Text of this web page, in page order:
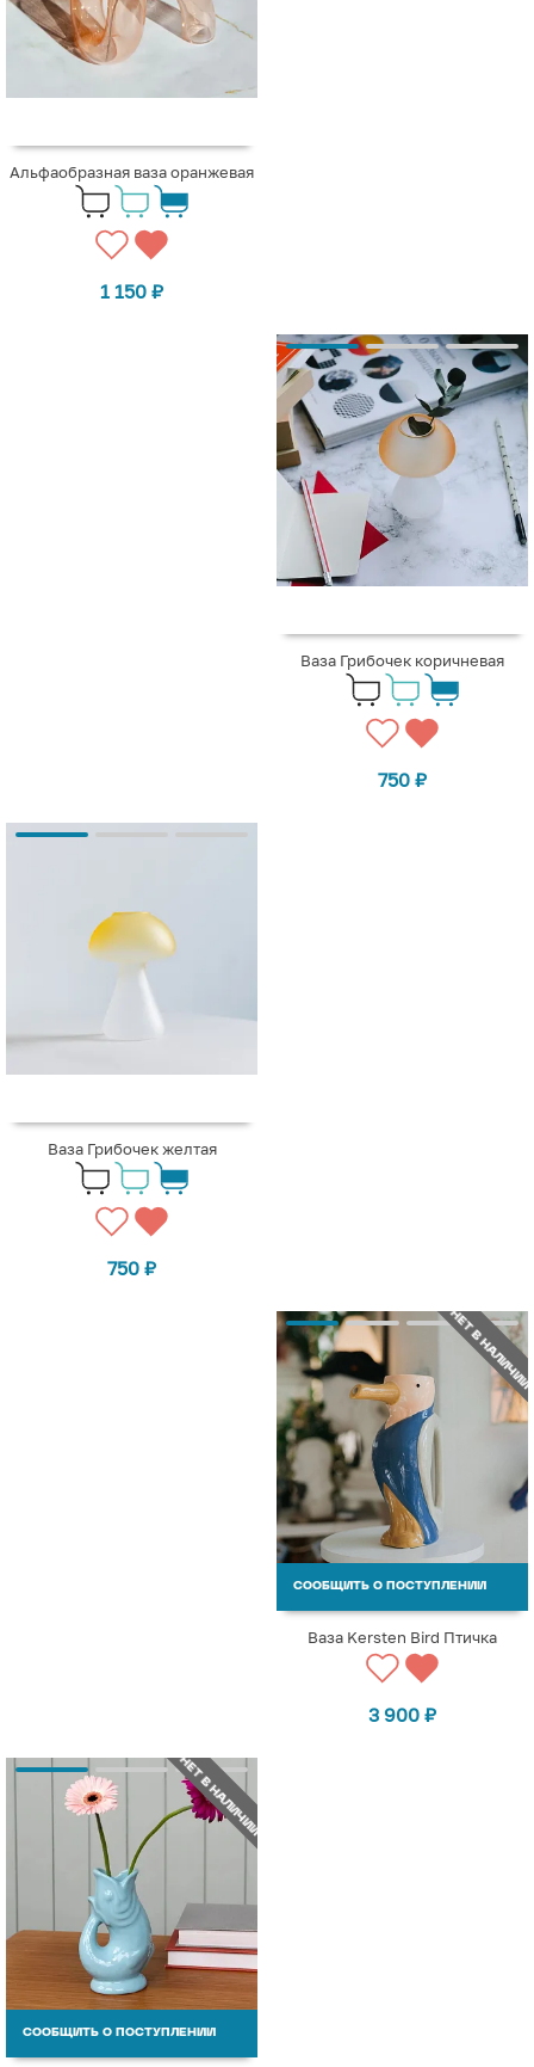
Альфаобразная ваза оранжевая
1 150 ₽
Ваза Грибочек коричневая
750 ₽
Ваза Грибочек желтая
750 ₽
НЕТ В НАЛИЧИИ
СООБЩИТЬ О ПОСТУПЛЕНИИ
Ваза Kersten Bird Птичка
3 900 ₽
НЕТ В НАЛИЧИИ
СООБЩИТЬ О ПОСТУПЛЕНИИ